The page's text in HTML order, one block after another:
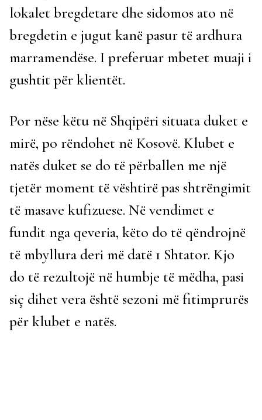
lokalet bregdetare dhe sidomos ato në
bregdetin e jugut kanë pasur të ardhura
marramendëse. I preferuar mbetet muaji i
gushtit për klientët.
Por nëse këtu në Shqipëri situata duket e
mirë, po rëndohet në Kosovë. Klubet e
natës duket se do të përballen me një
tjetër moment të vështirë pas shtrëngimit
të masave kufizuese. Në vendimet e
fundit nga qeveria, këto do të qëndrojnë
të mbyllura deri më datë 1 Shtator. Kjo
do të rezultojë në humbje të mëdha, pasi
siç dihet vera është sezoni më fitimprurës
për klubet e natës.